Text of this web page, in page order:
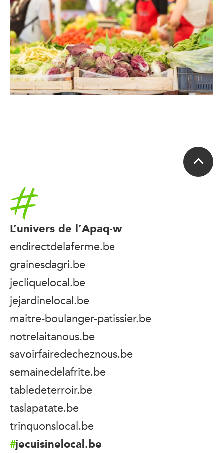
Accueil
L’univers de l’Apaq-w
endirectdelaferme.be
grainesdagri.be
jecliquelocal.be
jejardinelocal.be
maitre-boulanger-patissier.be
notrelaitanous.be
savoirfairedecheznous.be
semainedelafrite.be
tabledeterroir.be
taslapatate.be
trinquonslocal.be
jecuisinelocal.be